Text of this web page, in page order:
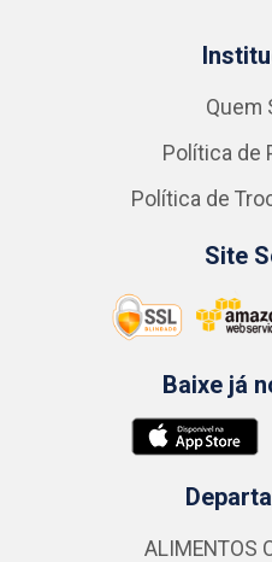
Quem
Política de
Política de
Site
Baixe já
ALIMENTOS